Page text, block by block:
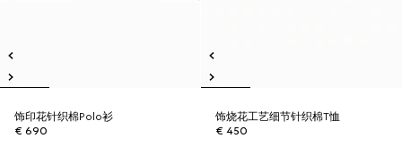
饰印花针织棉Polo衫
€ 690
饰烧花工艺细节针织棉T恤
€ 450